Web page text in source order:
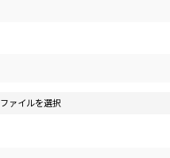
ファイルを選択